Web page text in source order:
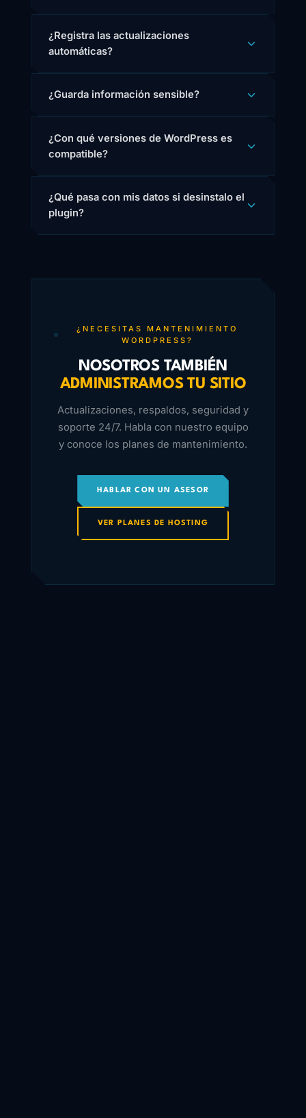
¿Registra las actualizaciones
automáticas?
¿Guarda información sensible?
¿Con qué versiones de WordPress es
compatible?
¿Qué pasa con mis datos si desinstalo el
plugin?
¿NECESITAS MANTENIMIENTO
WORDPRESS?
NOSOTROS TAMBIÉN
ADMINISTRAMOS TU SITIO
Actualizaciones, respaldos, seguridad y
soporte 24/7. Habla con nuestro equipo
y conoce los planes de mantenimiento.
HABLAR CON UN ASESOR
VER PLANES DE HOSTING